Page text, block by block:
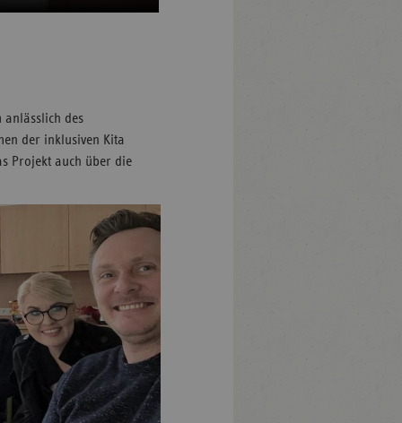
anlässlich des
der inklusiven Kita
Projekt auch über die